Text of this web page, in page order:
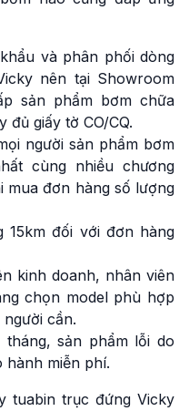
và phân phối dòng
nên tại Showroom
sản phẩm bơm chữa
giấy tờ CO/CQ.
người sản phẩm bơm
cùng nhiều chương
mua đơn hàng số lượng
đối với đơn hàng
kinh doanh, nhân viên
chọn model phù hợp
cần.
sản phẩm lỗi do
hành miễn phí.
tuabin trục đứng Vicky